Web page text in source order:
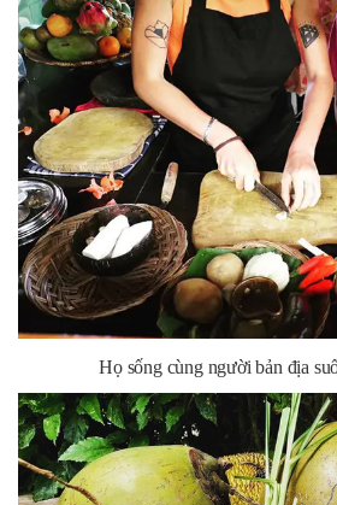
Họ sống cùng người bản địa